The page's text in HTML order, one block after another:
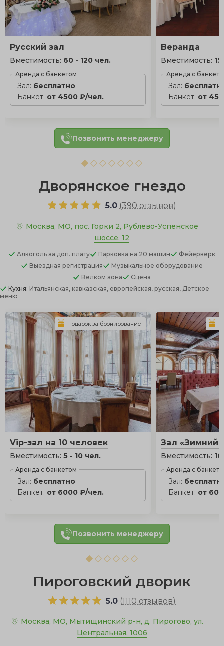
Русский зал
Вместимость: 60 - 120 чел.
Аренда с банкетом
Зал: бесплатно
Банкет: от 4500 ₽/чел.
Веранда
Вместимость:
Аренда с
Зал:
Банкет: от
Позвонить менеджеру
Дворянское гнездо
5.0 (390 отзывов)
Москва, МО, пос. Горки 2, Рублево-Успенское
шоссе, 12
Алкоголь за доп. плату Парковка на 20 машин
Фейерверк
Выездная регистрация
Музыкальное оборудование
Велком зона
Сцена
Кухня: Итальянская, кавказская, европейская, русская, Детское
меню
Vip-зал на 10 человек
Вместимость: 5 - 10 чел.
Аренда с банкетом
Зал: бесплатно
Банкет: от 6000 ₽/чел.
Подарок за бронирование
Зал «Зимний
Вместимость:
Аренда с
Зал:
Банкет: от
Позвонить менеджеру
Пироговский дворик
5.0 (1110 отзывов)
Москва, МО, Мытищинский р-н, д. Пирогово, ул.
Центральная, 100б